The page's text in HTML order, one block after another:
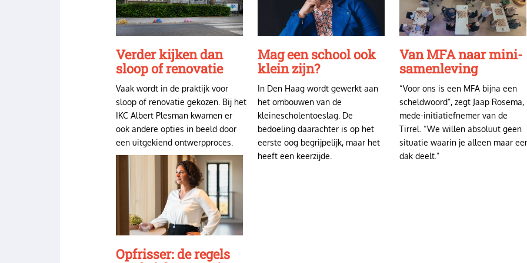
Verder kijken dan
sloop of renovatie
Vaak wordt in de praktijk voor
sloop of renovatie gekozen. Bij het
IKC Albert Plesman kwamen er
ook andere opties in beeld door
een uitgekiend ontwerpproces.
Opfrisser: de regels
Mag een school ook
klein zijn?
In Den Haag wordt gewerkt aan
het ombouwen van de
kleinescholentoeslag. De
bedoeling daarachter is op het
eerste oog begrijpelijk, maar het
heeft een keerzijde.
Van MFA naar mini-
samenleving
“Voor ons is een MFA bijna een
scheldwoord”, zegt Jaap Rosema,
mede-initiatiefnemer van de
Tirrel. “We willen absoluut geen
situatie waarin je alleen maar
dak deelt.”